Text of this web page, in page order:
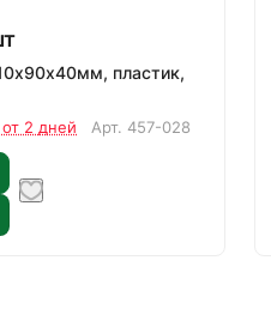
пластик,
от 2 дней Арт. 457-028